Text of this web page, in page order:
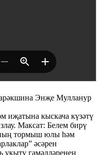
Энҗе Мулланур
кыскача күзәтү
Максат: Белем бирү
тормыш юлы һәм
әсәрен
укыту гамәлләренең